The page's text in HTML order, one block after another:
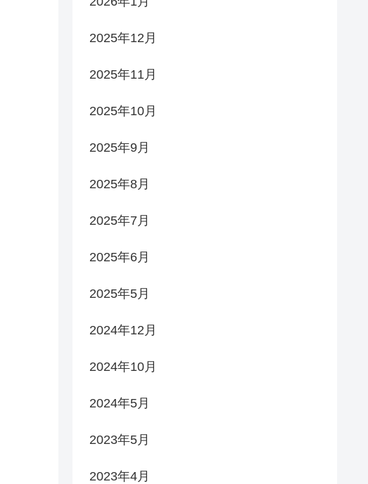
2025年12月
2025年11月
2025年10月
2025年9月
2025年8月
2025年7月
2025年6月
2025年5月
2024年12月
2024年10月
2024年5月
2023年5月
2023年4月